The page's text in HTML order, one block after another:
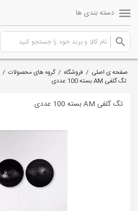
دسته بندی ها
صفحه ی اصلی / فروشگاه /گروه های محصولات /
تگ گلفی AM بسته 100 عددی
تگ گلفی AM بسته 100 عددی